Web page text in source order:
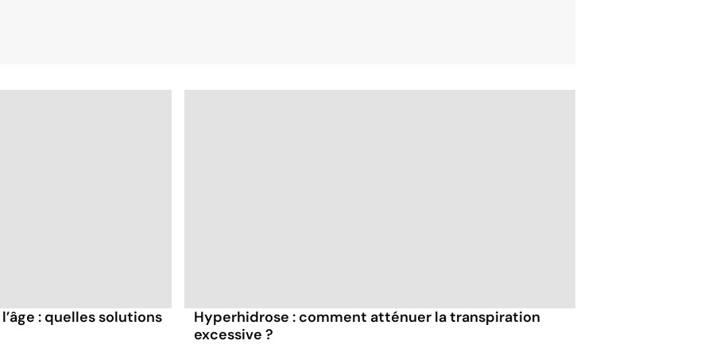
: quelles solutions
Hyperhidrose : comment atténuer la transpiration
excessive ?